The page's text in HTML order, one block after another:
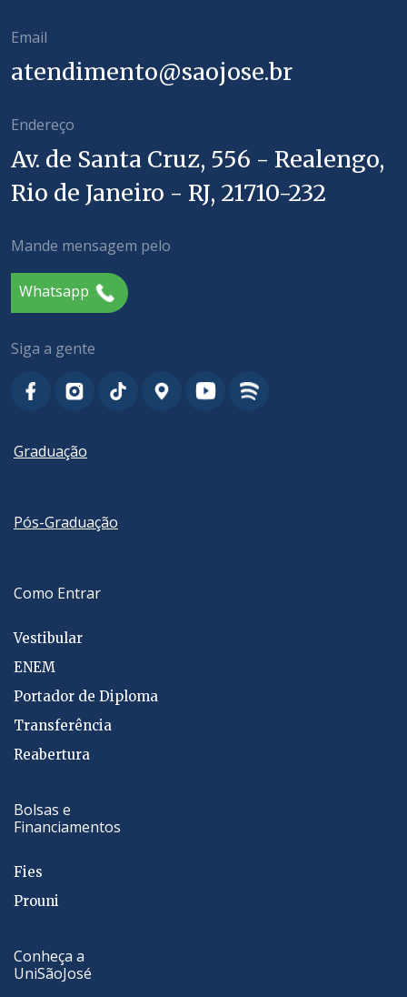
Email
atendimento@saojose.br
Endereço
Av. de Santa Cruz, 556 - Realengo,
Rio de Janeiro - RJ, 21710-232
Mande mensagem pelo
Whatsapp
Siga a gente
Graduação
Pós-Graduação
Como Entrar
Vestibular
ENEM
Portador de Diploma
Transferência
Reabertura
Bolsas e
Financiamentos
Fies
Prouni
Conheça a
UniSãoJosé